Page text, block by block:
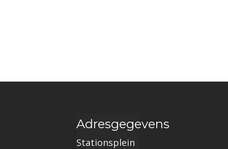
Adresgegevens
Stationsplein